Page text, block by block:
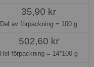
35,90 kr
Del av förpackning = 100 g
502,60 kr
Hel förpackning = 14*100 g